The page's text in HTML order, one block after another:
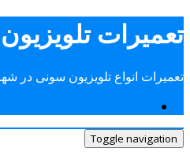
to
تعمیرات
تعمیرات انواع تلویزیون سونی در
Toggle navigation